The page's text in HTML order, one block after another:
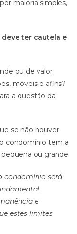
maioria simples,
ter cautela e
ou de valor
móveis e afins?
a questão da
se não houver
condomínio tem a
ou grande.
condomínio será
e
estes limites